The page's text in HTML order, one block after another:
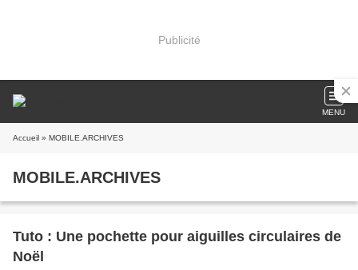
Publicité
MENU
Accueil » MOBILE.ARCHIVES
MOBILE.ARCHIVES
Tuto : Une pochette pour aiguilles circulaires de
Noël